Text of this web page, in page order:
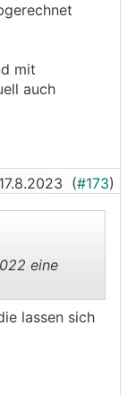
mit
auch
17.8.2023 (#173)
eine
lassen sich